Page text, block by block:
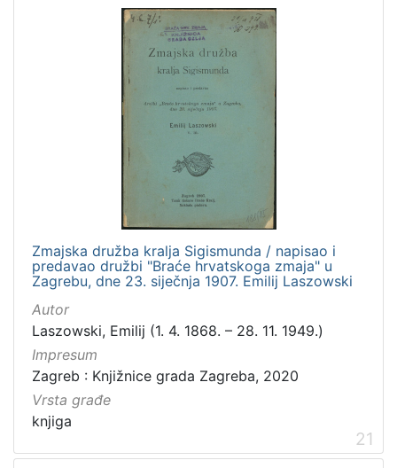
Zmajska družba kralja Sigismunda / napisao i
predavao družbi "Braće hrvatskoga zmaja" u
Zagrebu, dne 23. siječnja 1907. Emilij Laszowski
Autor
Laszowski, Emilij (1. 4. 1868. – 28. 11. 1949.)
Impresum
Zagreb : Knjižnice grada Zagreba, 2020
Vrsta građe
knjiga
21